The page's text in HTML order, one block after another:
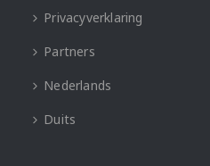
Privacyverklaring
Partners
Nederlands
Duits